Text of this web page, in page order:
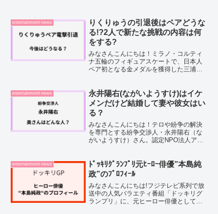
entertainment-news
りくりゅうの引退後はペアどうな
る!?2人で新たな挑戦の内容は何
をする?
みなさんこんにちは！ミラノ・コルティ
ナ五輪のフィギュアスケートで、日本人
ペア初となる金メダルを獲得した三浦璃
年4月17日にSNSで今シーズン限りでの現
役引退を発表...
entertainment-news
永井陽右(ながいようすけ)はイケ
メンだけど結婚して妻や彼女はい
る？
みなさんこんにちは！テロや紛争の解決
を専門とする紛争交渉人・永井陽右（な
がいようすけ）さん。認定NPO法人アク
険な紛争地の最前線で活動されている方
なんです。そんな永井陽...
entertainment-news
ﾄﾞｯｷﾘｸﾞﾗﾝﾌﾟﾘ元ﾋｰﾛｰ俳優”本島純
政”のﾌﾟﾛﾌｨｰﾙ
みなさんこんにちは!フジテレビ系列で放
送中の人気バラエティ番組「ドッキリグ
ランプリ」に、元ヒーロー俳優として本